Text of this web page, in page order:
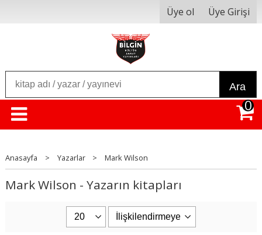
Üye ol Üye Girişi
Ara
0
Anasayfa > Yazarlar > Mark Wilson
Mark Wilson - Yazarın kitapları